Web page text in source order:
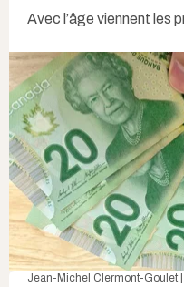
Avec l’âge viennent les
Jean-Michel Clermont-Goulet